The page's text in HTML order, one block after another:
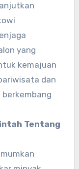
yang
kemajuan
dan
Tentang